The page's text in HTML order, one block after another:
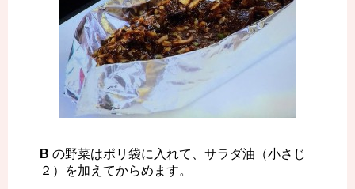
B の野菜はポリ袋に入れて、サラダ油（小さじ
２）を加えてからめます。